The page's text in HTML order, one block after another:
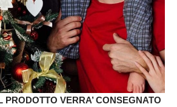
PRODOTTO VERRA’ CONSEGNATO